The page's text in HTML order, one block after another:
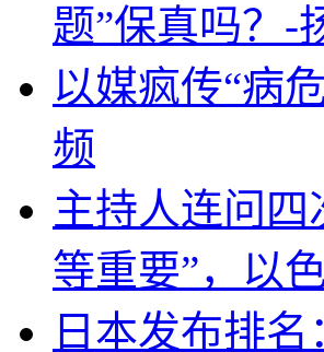
题”保真吗？-
以媒疯传“病
频
主持人连问
等重要”，以
日本发布排